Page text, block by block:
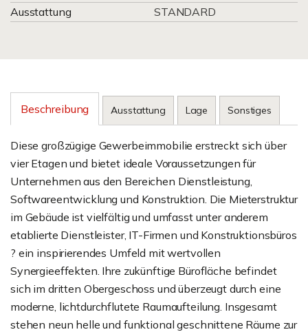
Ausstattung
STANDARD
Beschreibung Ausstattung Lage Sonstiges
Diese großzügige Gewerbeimmobilie erstreckt sich über
vier Etagen und bietet ideale Voraussetzungen für
Unternehmen aus den Bereichen Dienstleistung,
Softwareentwicklung und Konstruktion. Die Mieterstruktur
im Gebäude ist vielfältig und umfasst unter anderem
etablierte Dienstleister, IT-Firmen und Konstruktionsbüros
? ein inspirierendes Umfeld mit wertvollen
Synergieeffekten. Ihre zukünftige Bürofläche befindet
sich im dritten Obergeschoss und überzeugt durch eine
moderne, lichtdurchflutete Raumaufteilung. Insgesamt
stehen neun helle und funktional geschnittene Räume zur